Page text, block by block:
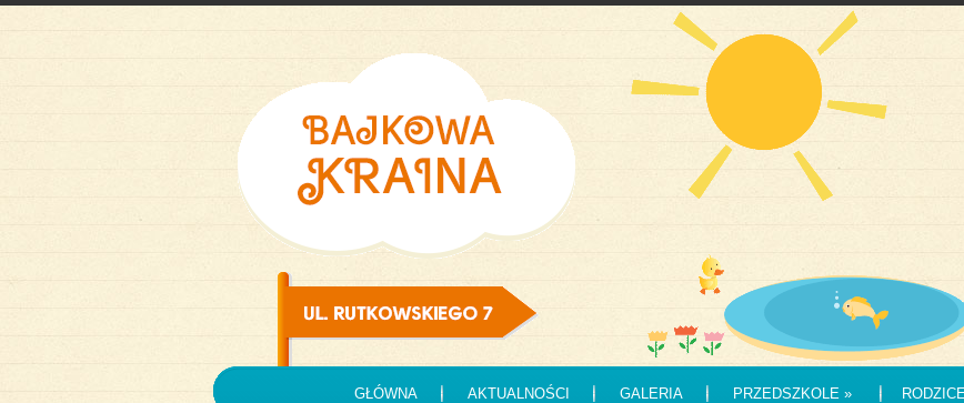
GŁÓWNA AKTUALNOŚCI GALERIA PRZEDSZKOLE»